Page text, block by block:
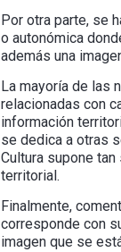
Por otra parte, se
o autonómica
además una
La mayoría de las
relacionadas con
información
se dedica a otras
Cultura supone
territorial.
Finalmente,
corresponde con
imagen que se